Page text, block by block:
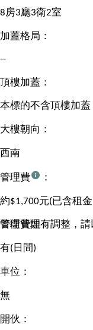
8房3廳3衛2室
加蓋格局：
--
頂樓加蓋：
本標的不含頂樓加蓋
大樓朝向：
西南
管理費 ：
約$1,700元(已含租
管理費如有調整，
警衛管理：
有(日間)
車位：
無
開伙：